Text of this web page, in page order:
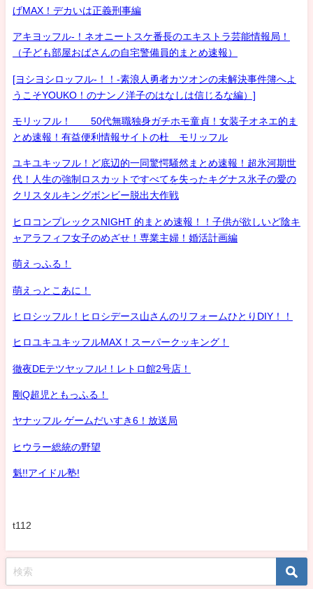
げMAX！デカいは正義刑事編
アキヨッフル-！ネオニートスケ番長のエキストラ芸能情報局！
（子ども部屋おばさんの自宅警備員的まとめ速報）
[ヨシヨシロッフル-！！-素浪人勇者カツオンの未解決事件簿へよ
うこそYOUKO！のナンノ洋子のはなしは信じるな編）]
モリッフル！ 50代無職独身ガチホモ童貞！女装子オネエ的ま
とめ速報！有益便利情報サイトの杜 モリッフル
ユキユキッフル！ど底辺的一同驚愕騒然まとめ速報！超氷河期世
代！人生の強制ロスカットですべてを失ったキグナス氷子の愛の
クリスタルキングボンビー脱出大作戦
ヒロコンプレックスNIGHT 的まとめ速報！！子供が欲しいど陰キ
ャアラフィフ女子のめざせ！専業主婦！婚活計画編
萌えっふる！
萌えっとこあに！
ヒロシッフル！ヒロシデース山さんのリフォームひとりDIY！！
ヒロユキユキッフルMAX！スーパークッキング！
徹夜DEテツヤッフル!！レトロ館2号店！
剛Q超児ともっふる！
ヤナッフル ゲームだいすき6！放送局
ヒウラー総統の野望
魁!!アイドル塾!
t112